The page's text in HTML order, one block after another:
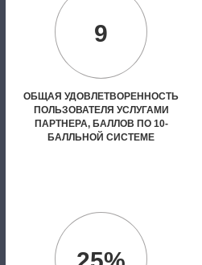
9
ОБЩАЯ УДОВЛЕТВОРЕННОСТЬ
ПОЛЬЗОВАТЕЛЯ УСЛУГАМИ
ПАРТНЕРА, БАЛЛОВ ПО 10-
БАЛЛЬНОЙ СИСТЕМЕ